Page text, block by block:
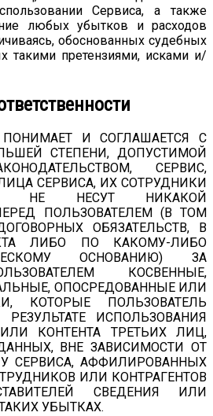
Сервиса, а также
любых убытков и расходов
обоснованных судебных
такими претензиями, исками и/
ПОНИМАЕТ И СОГЛАШАЕТСЯ С
СТЕПЕНИ, ДОПУСТИМОЙ
СЕРВИС,
СЕРВИСА, ИХ СОТРУДНИКИ
НЕ НЕСУТ НИКАКОЙ
ПОЛЬЗОВАТЕЛЕМ (В ТОМ
ОБЯЗАТЕЛЬСТВ, В
ЛИБО ПО КАКОМУ-ЛИБО
ОСНОВАНИЮ) ЗА
КОСВЕННЫЕ,
ОПОСРЕДОВАННЫЕ ИЛИ
КОТОРЫЕ ПОЛЬЗОВАТЕЛЬ
ИСПОЛЬЗОВАНИЯ
КОНТЕНТА ТРЕТЬИХ ЛИЦ,
ВНЕ ЗАВИСИМОСТИ ОТ
СЕРВИСА, АФФИЛИРОВАННЫХ
ИЛИ КОНТРАГЕНТОВ
СВЕДЕНИЯ ИЛИ
УБЫТКАХ.